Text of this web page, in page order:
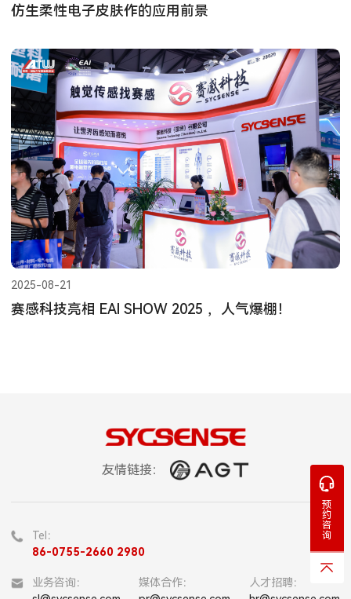
预
约
咨
询
仿生柔性电子皮肤作的应用前景
2025-08-21
赛感科技亮相 EAI SHOW 2025 ，人气爆棚！
友情链接：
Tel：
86-0755-2660 2980
业务咨询：
媒体合作：
人才招聘：